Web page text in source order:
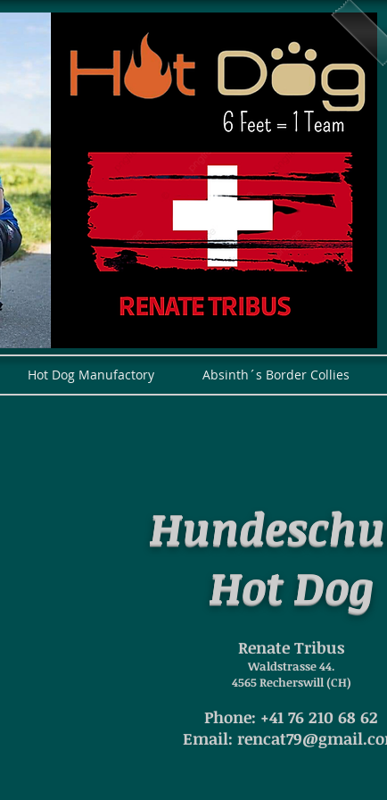
Hot Dog Manufactory Absinth´s Border Collies
Hot Dog
Renate Tribus
Waldstrasse 44.
4565 Recherswill (CH)
Phone: +41 76 210 68 62
Email: